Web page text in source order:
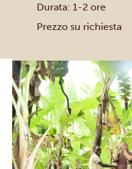
Durata: 1-2 ore
Prezzo su richiesta